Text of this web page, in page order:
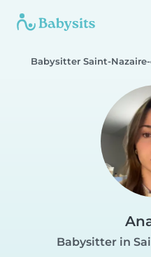
Babysitter Saint-
Babysitter in